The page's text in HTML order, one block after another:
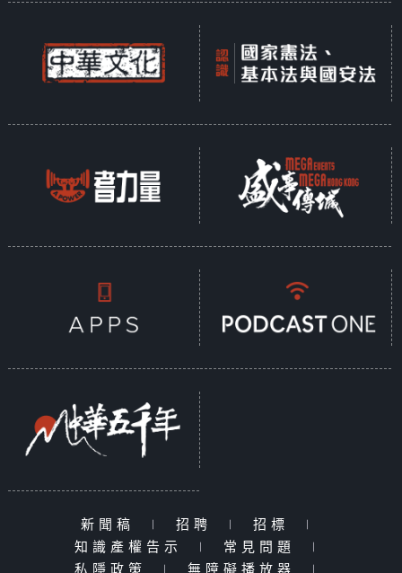
新聞稿 | 招聘 | 招標
|
知識產權告示
| 常見問題
|
私隱政策
| 無障礙播放器 |